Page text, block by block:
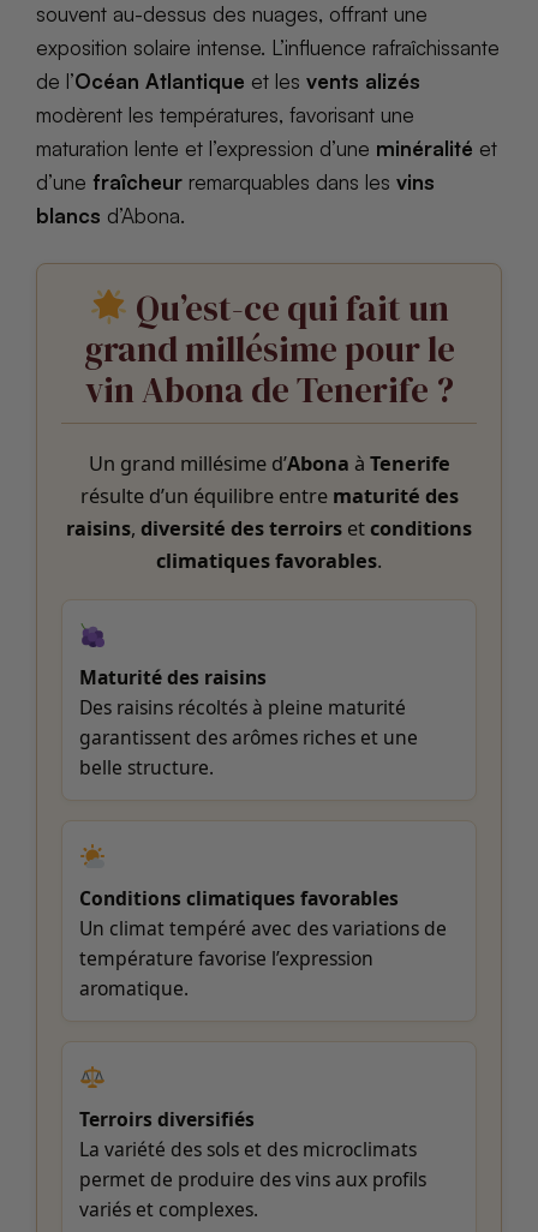
souvent au-dessus des nuages, offrant une
exposition solaire intense. L’influence rafraîchissante
de l’Océan Atlantique et les vents alizés
modèrent les températures, favorisant une
maturation lente et l’expression d’une minéralité et
d’une fraîcheur remarquables dans les vins
blancs d’Abona.
Qu’est-ce qui fait un
grand millésime pour le
vin Abona de Tenerife ?
Un grand millésime d’Abona à Tenerife
résulte d’un équilibre entre maturité des
raisins, diversité des terroirs etconditions
climatiques favorables.
Maturité des raisins
Des raisins récoltés à pleine maturité
garantissent des arômes riches et une
belle structure.
Conditions climatiques favorables
Un climat tempéré avec des variations de
température favorise l’expression
aromatique.
Terroirs diversifiés
La variété des sols et des microclimats
permet de produire des vins aux profils
variés et complexes.